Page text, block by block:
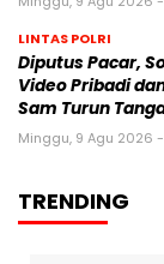
LINTAS POLRI
Diputus Pacar,
Video Pribadi
Sam Turun
Minggu, 9 Agu 2026
TRENDING